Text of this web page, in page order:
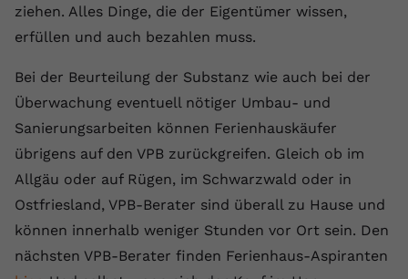
ziehen. Alles Dinge, die der Eigentümer wissen,
erfüllen und auch bezahlen muss.
Bei der Beurteilung der Substanz wie auch bei der
Überwachung eventuell nötiger Umbau- und
Sanierungsarbeiten können Ferienhauskäufer
übrigens auf den VPB zurückgreifen. Gleich ob im
Allgäu oder auf Rügen, im Schwarzwald oder in
Ostfriesland, VPB-Berater sind überall zu Hause und
können innerhalb weniger Stunden vor Ort sein. Den
nächsten VPB-Berater finden Ferienhaus-Aspiranten
Dieser von YouTube gesetzte Cookie
registriert eine eindeutige ID, um
Videos von YouTube der Nutzer
gesehen hat.
Name yt.innertube::nextId
Laufzeit Session